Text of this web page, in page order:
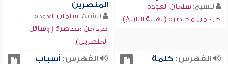
للشيخ: سلمان العودة
جزء من محاضرة ( نهاية التاريخ)
المنصرين
للشيخ: سلمان العودة
جزء من محاضرة ( وسائل
المنصرين)
الفهرس:كلمة
الفهرس:أسباب